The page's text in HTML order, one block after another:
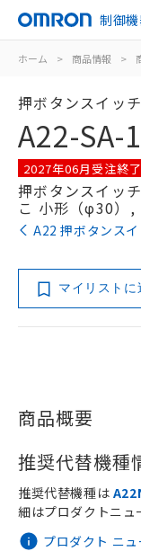
制御
ホーム > 商品情報 >
押ボタンスイッ
A22-SA-
2027年06月受注終
押ボタンスイッ
こ 小形（φ30）,
A22 押ボタンス
マイリストに
商品概要
推奨代替機種
プロダクト ニ
推奨代替機種は
細はプロダクトニュ